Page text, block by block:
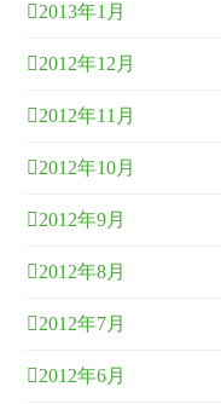
2013年1月
2012年12月
2012年11月
2012年10月
2012年9月
2012年8月
2012年7月
2012年6月